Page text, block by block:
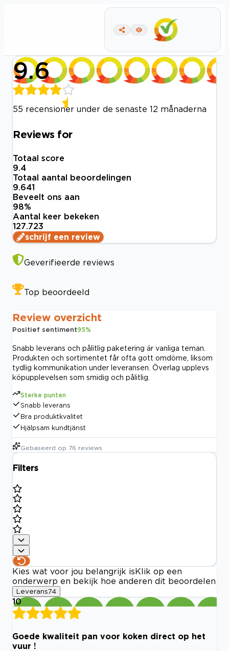
9.6
55 recensioner under de senaste 12 månaderna
Reviews for
Totaal score
9.4
Totaal aantal beoordelingen
9.641
Beveelt ons aan
98%
Aantal keer bekeken
127.723
schrijf een review
Geverifieerde reviews
Top beoordeeld
Review overzicht
Positief sentiment95%
Snabb leverans och pålitlig paketering är vanliga teman.
Produkten och sortimentet får ofta gott omdöme, liksom
tydlig kommunikation under leveransen. Överlag upplevs
köpupplevelsen som smidig och pålitlig.
Sterke punten
Snabb leverans
Bra produktkvalitet
Hjälpsam kundtjänst
Gebaseerd op 76 reviews
Filters
Kies wat voor jou belangrijk is Klik op een
onderwerp en bekijk hoe anderen dit beoordelen
Leverans74
10
Goede kwaliteit pan voor koken direct op het
vuur !